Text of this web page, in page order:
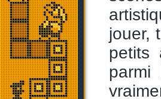
jouer,
petits
parmi